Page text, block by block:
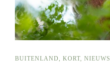
BUITENLAND KORT NIEUWS